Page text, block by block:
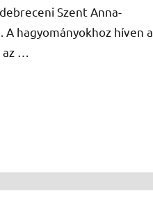
Szent Anna-
A hagyományokhoz híven a
az …